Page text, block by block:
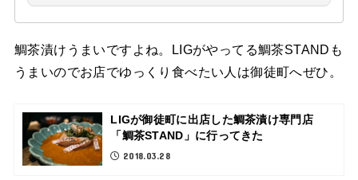
鯛茶漬けうまいですよね。LIGがやってる鯛茶STANDも
うまいのでお店でゆっくり食べたい人は御徒町へぜひ。
LIGが御徒町に出店した鯛茶漬け専門店
「鯛茶STAND」に行ってきた
2018.03.28